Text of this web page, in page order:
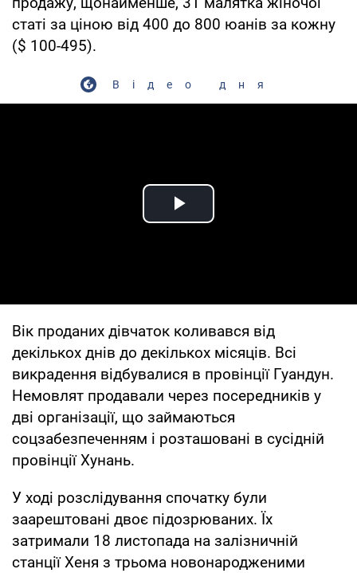
статі за ціною від 400 до 800 юанів за кожну
($ 100-495).
Відео дня
Play Video
Вік проданих дівчаток коливався від
декількох днів до декількох місяців. Всі
викрадення відбувалися в провінції Гуандун.
Немовлят продавали через посередників у
дві організації, що займаються
соцзабезпеченням і розташовані в сусідній
провінції Хунань.
У ході розслідування спочатку були
заарештовані двоє підозрюваних. Їх
затримали 18 листопада на залізничній
станції Хеня з трьома новонародженими